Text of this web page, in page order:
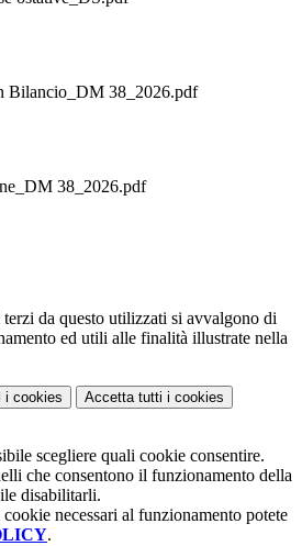
Bilancio_DM 38_2026.pdf
38_2026.pdf
da questo utilizzati si avvalgono di
ed utili alle finalità illustrate nella
i cookies Accetta tutti i cookies
scegliere quali cookie consentire.
che consentono il funzionamento della
disabilitarli.
necessari al funzionamento potete
.